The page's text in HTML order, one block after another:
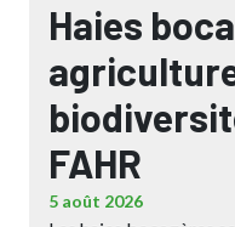
Haies
FAHR
5 août 2026